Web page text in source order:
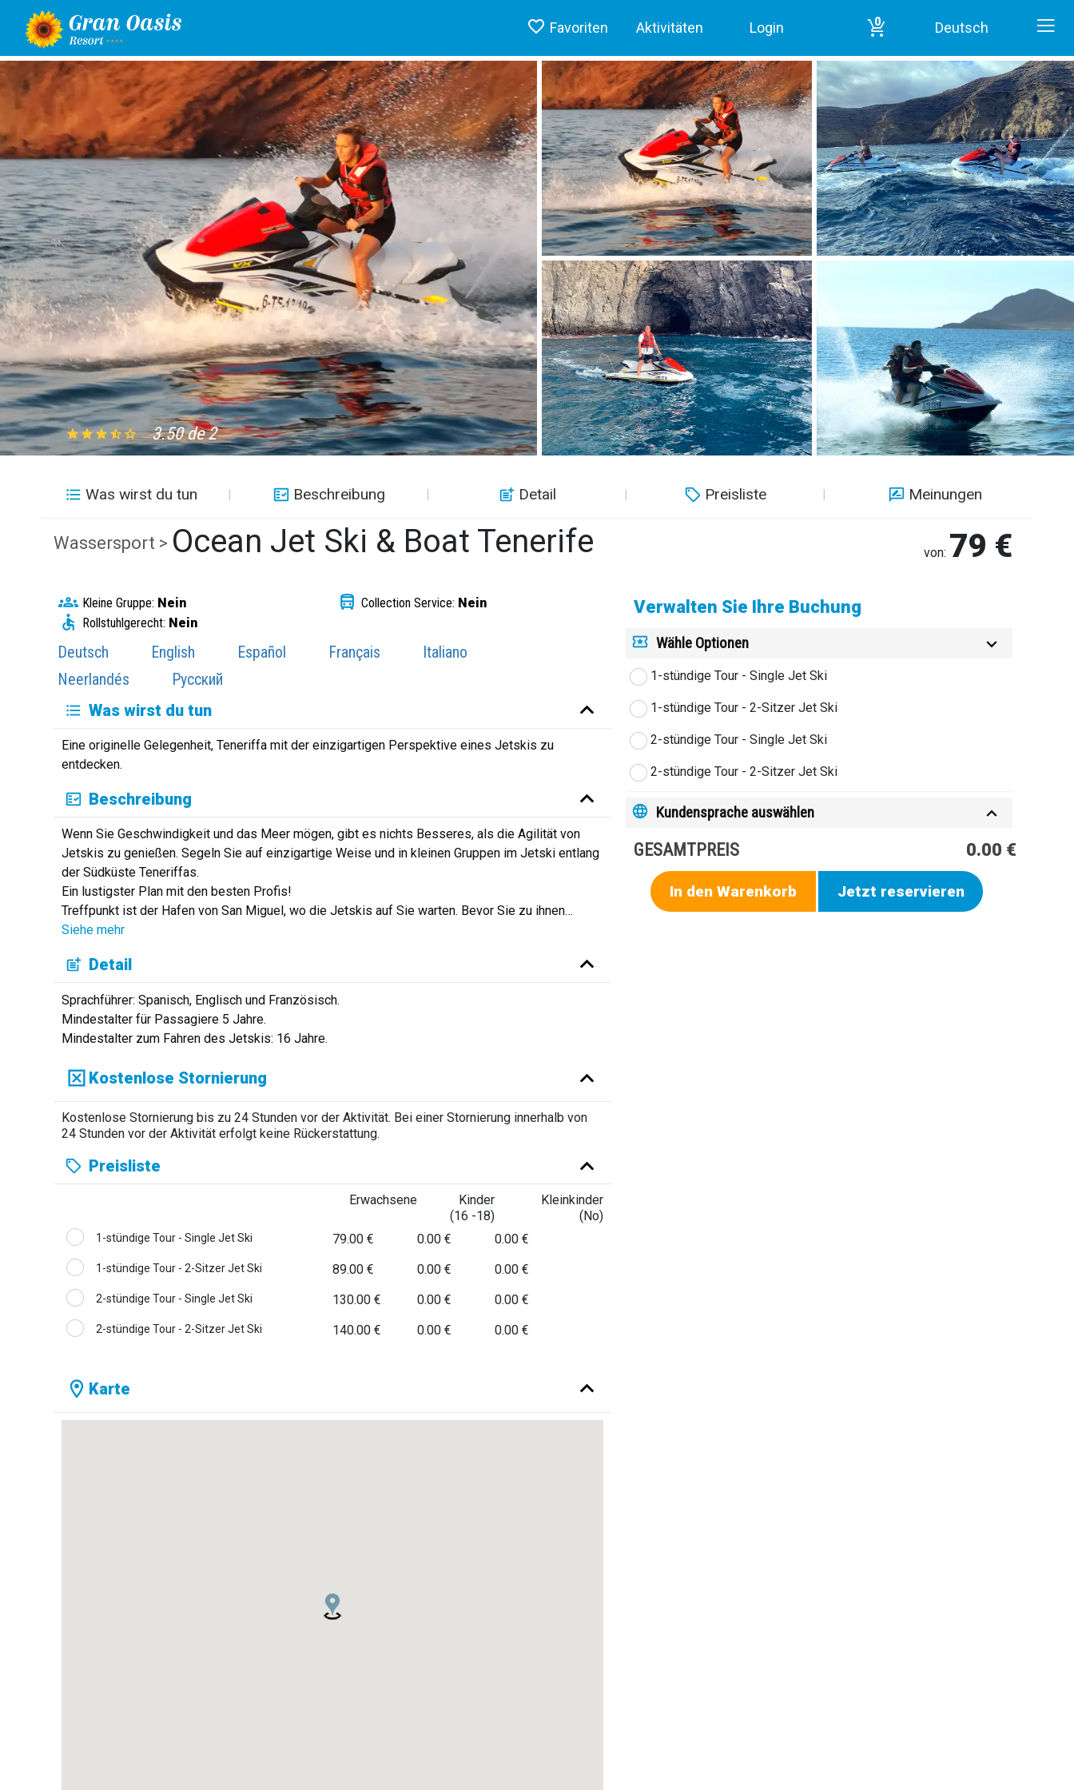
Favoriten Aktivitäten Login 0 Deutsch
3.50 de 2
Was wirst du tun Beschreibung Detail Preisliste Meinungen
Wassersport > Ocean Jet Ski & Boat Tenerife von: 79 €
Kleine Gruppe: Nein Collection Service: Nein
Rollstuhlgerecht: Nein
Deutsch English Español Français
Italiano
Neerlandés
Русский
Was wirst du tun
Eine originelle Gelegenheit, Teneriffa mit der einzigartigen Perspektive eines Jetskis zu
entdecken.
Beschreibung
Wenn Sie Geschwindigkeit und das Meer mögen, gibt es nichts Besseres, als die Agilität von
Jetskis zu genießen. Segeln Sie auf einzigartige Weise und in kleinen Gruppen im Jetski entlang
der Südküste Teneriffas.
Ein lustigster Plan mit den besten Profis!
Treffpunkt ist der Hafen von San Miguel, wo die Jetskis auf Sie warten. Bevor Sie zu ihnen…
Siehe mehr
Detail
Sprachführer: Spanisch, Englisch und Französisch.
Mindestalter für Passagiere 5 Jahre.
Mindestalter zum Fahren des Jetskis: 16 Jahre.
Kostenlose Stornierung
Kostenlose Stornierung bis zu 24 Stunden vor der Aktivität. Bei einer Stornierung innerhalb von
24 Stunden vor der Aktivität erfolgt keine Rückerstattung.
Preisliste
Erwachsene
Kinder
(16 -18)
Kleinkinder
(No)
1-stündige Tour - Single Jet Ski 79.00 € 0.00 € 0.00 €
1-stündige Tour - 2-Sitzer Jet Ski 89.00 € 0.00 € 0.00 €
2-stündige Tour - Single Jet Ski 130.00 € 0.00 € 0.00 €
2-stündige Tour - 2-Sitzer Jet Ski 140.00 € 0.00 € 0.00 €
Karte
Verwalten Sie Ihre Buchung
Wähle Optionen
1-stündige Tour - Single Jet Ski
1-stündige Tour - 2-Sitzer Jet Ski
2-stündige Tour - Single Jet Ski
2-stündige Tour - 2-Sitzer Jet Ski
Kundensprache auswählen
GESAMTPREIS 0.00 €
In den Warenkorb Jetzt reservieren